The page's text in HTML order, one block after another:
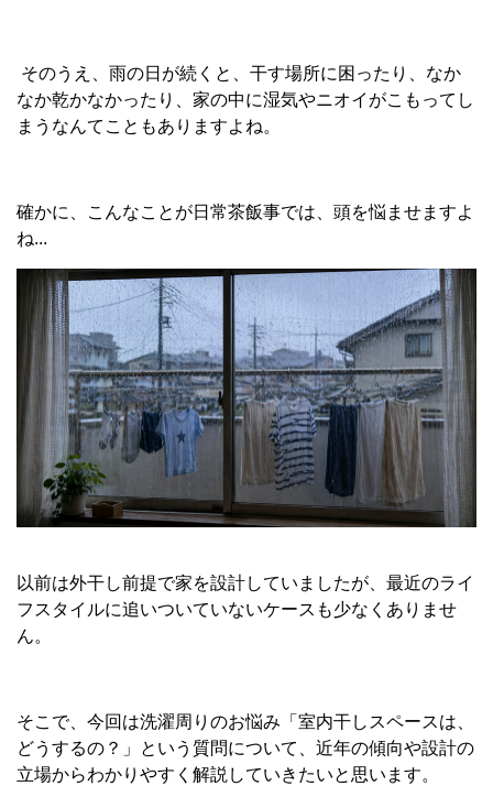
そのうえ、雨の日が続くと、干す場所に困ったり、なか
なか乾かなかったり、家の中に湿気やニオイがこもってし
まうなんてこともありますよね。
確かに、こんなことが日常茶飯事では、頭を悩ませますよ
ね...
以前は外干し前提で家を設計していましたが、最近のライ
フスタイルに追いついていないケースも少なくありませ
ん。
そこで、今回は洗濯周りのお悩み「室内干しスペースは、
どうするの？」という質問について、近年の傾向や設計の
立場からわかりやすく解説していきたいと思います。